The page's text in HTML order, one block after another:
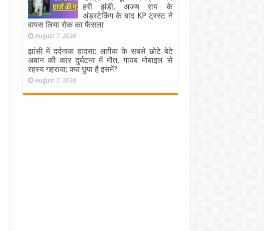
हरी झंडी, अजय राय के
अंडरटेकिंग के बाद KP ट्रस्ट ने
वापस लिया रोक का फैसला
August 7, 2026
झांसी में दर्दनाक हादसा: अतीक के सबसे छोटे बेटे
अबान की कार दुर्घटना में मौत, गायब मोबाइल से
रहस्य गहराया; क्या छुपा है इसमें?
August 7, 2026